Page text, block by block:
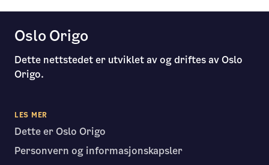
Oslo Origo
Dette nettstedet er utviklet av og driftes av Oslo
Origo.
LES MER
Dette er Oslo Origo
Personvern og informasjonskapsler